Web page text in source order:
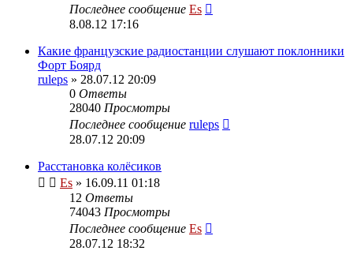
Последнее сообщение Es
8.08.12 17:16
Какие французские радиостанции слушают поклонники
Форт Боярд
ruleps » 28.07.12 20:09
0 Ответы
28040 Просмотры
Последнее сообщение ruleps
28.07.12 20:09
Расстановка колёсиков
Es » 16.09.11 01:18
12 Ответы
74043 Просмотры
Последнее сообщение Es
28.07.12 18:32